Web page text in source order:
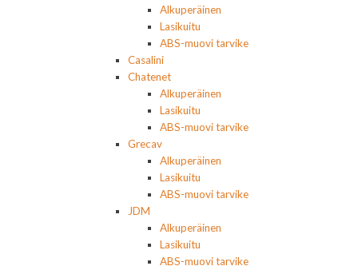
Alkuperäinen
Lasikuitu
ABS-muovi tarvike
Casalini
Chatenet
Alkuperäinen
Lasikuitu
ABS-muovi tarvike
Grecav
Alkuperäinen
Lasikuitu
ABS-muovi tarvike
JDM
Alkuperäinen
Lasikuitu
ABS-muovi tarvike